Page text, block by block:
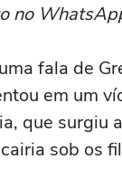
no
fala de
em um
que surgiu
sob os